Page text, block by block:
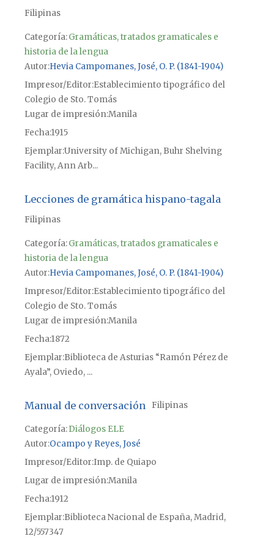
Filipinas
Categoría:Gramáticas, tratados gramaticales e
historia de la lengua
Autor Hevia Campomanes, José, O. P. (1841-1904)
Impresor/Editor Establecimiento tipográfico del
Colegio de Sto. Tomás
Lugar de impresiónManila
Fecha1915
Ejemplar University of Michigan, Buhr Shelving
Facility, Ann Arb...
Lecciones de gramática hispano-tagala
Filipinas
Categoría:Gramáticas, tratados gramaticales e
historia de la lengua
Autor Hevia Campomanes, José, O. P. (1841-1904)
Impresor/Editor Establecimiento tipográfico del
Colegio de Sto. Tomás
Lugar de impresiónManila
Fecha1872
Ejemplar Biblioteca de Asturias “Ramón Pérez de
Ayala”, Oviedo, ...
Manual de conversación Filipinas
Categoría:Diálogos ELE
Autor Ocampo y Reyes, José
Impresor/Editor Imp. de Quiapo
Lugar de impresiónManila
Fecha1912
Ejemplar Biblioteca Nacional de España, Madrid,
12/557347